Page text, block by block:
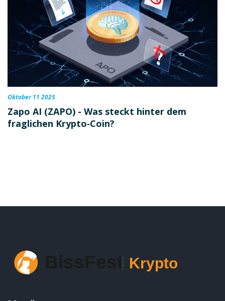
Oktober 11 2025
Zapo AI (ZAPO) - Was steckt hinter dem
fraglichen Krypto‑Coin?